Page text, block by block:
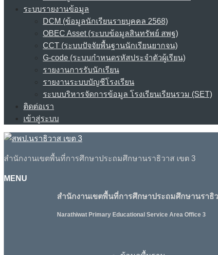
ระบบรายงานข้อมูล
DCM (ข้อมูลนักเรียนรายบุคคล 2568)
OBEC Asset (ระบบข้อมูลสินทรัพย์ สพฐ)
CCT (ระบบปัจจัยพื้นฐานนักเรียนยากจน)
G-code (ระบบกำหนดรหัสประจำตัวผู้เรียน)
รายงานการรับนักเรียน
รายงานระบบบัญชีโรงเรียน
ระบบบริหารจัดการข้อมูล โรงเรียนเรียนรวม (SET)
ติดต่อเรา
เข้าสู่ระบบ
สำนักงานเขตพื้นที่การศึกษาประถมศึกษานราธิวาส เขต 3
MENU
สำนักงานเขตพื้นที่การศึกษาประถมศึกษานราธิว
Narathiwat Primary Educational Service Area Office 3